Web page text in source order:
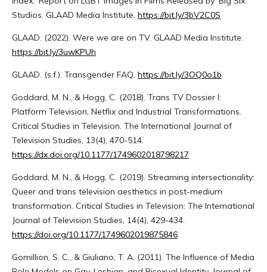
Studios. GLAAD Media Institute. https://bit.ly/3bV2C0S
GLAAD. (2022). Were we are on TV. GLAAD Media Institute.
https://bit.ly/3uwKPUh
GLAAD. (s.f.). Transgender FAQ. https://bit.ly/3OQ0o1b
Goddard, M. N., & Hogg, C. (2018). Trans TV Dossier I:
Platform Television, Netflix and Industrial Transformations.
Critical Studies in Television. The International Journal of
Television Studies, 13(4), 470-514.
https://dx.doi.org/10.1177/1749602018798217
Goddard, M. N., & Hogg, C. (2019). Streaming intersectionality:
Queer and trans television aesthetics in post-medium
transformation. Critical Studies in Television: The International
Journal of Television Studies, 14(4), 429-434.
https://doi.org/10.1177/1749602019875846
Gomillion, S. C., & Giuliano, T. A. (2011). The Influence of Media